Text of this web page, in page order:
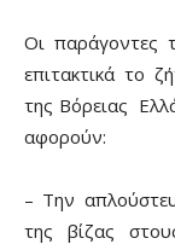
Οι παράγοντες
επιτακτικά το
της Βόρειας
αφορούν:
– Την
της βίζας